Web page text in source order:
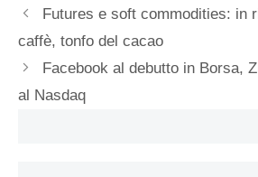
Futures e soft commodities: in
caffè, tonfo del cacao
Facebook al debutto in Borsa,
al Nasdaq